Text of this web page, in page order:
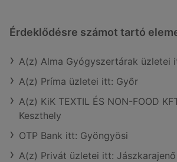
Érdeklődésre számot tartó
A(z) Alma Gyógyszertárak üzletei
A(z) Príma üzletei itt: Győr
A(z) KiK TEXTIL ÉS NON-FOOD
Keszthely
OTP Bank itt: Gyöngyösi
A(z) Privát üzletei itt: Jászkarajenő